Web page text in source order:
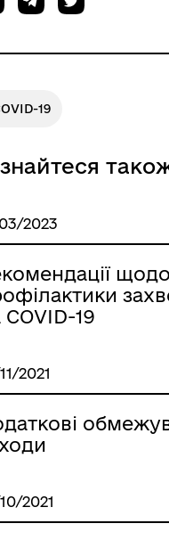
19
2023
щодо
COVID-19
2021
2021